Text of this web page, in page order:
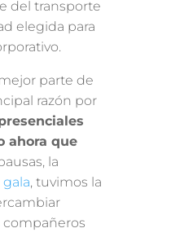
del transporte
elegida para
parte de
razón por
ahora que
la
, tuvimos la